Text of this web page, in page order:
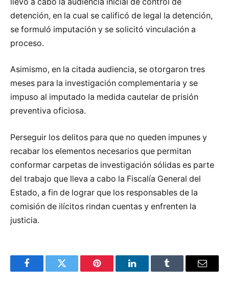
detención, en la cual se calificó de legal la detención,
se formuló imputación y se solicitó vinculación a
proceso.
Asimismo, en la citada audiencia, se otorgaron tres
meses para la investigación complementaria y se
impuso al imputado la medida cautelar de prisión
preventiva oficiosa.
Perseguir los delitos para que no queden impunes y
recabar los elementos necesarios que permitan
conformar carpetas de investigación sólidas es parte
del trabajo que lleva a cabo la Fiscalía General del
Estado, a fin de lograr que los responsables de la
comisión de ilícitos rindan cuentas y enfrenten la
justicia.
FacebookTwitter Pinterest LinkedInTumblr Email